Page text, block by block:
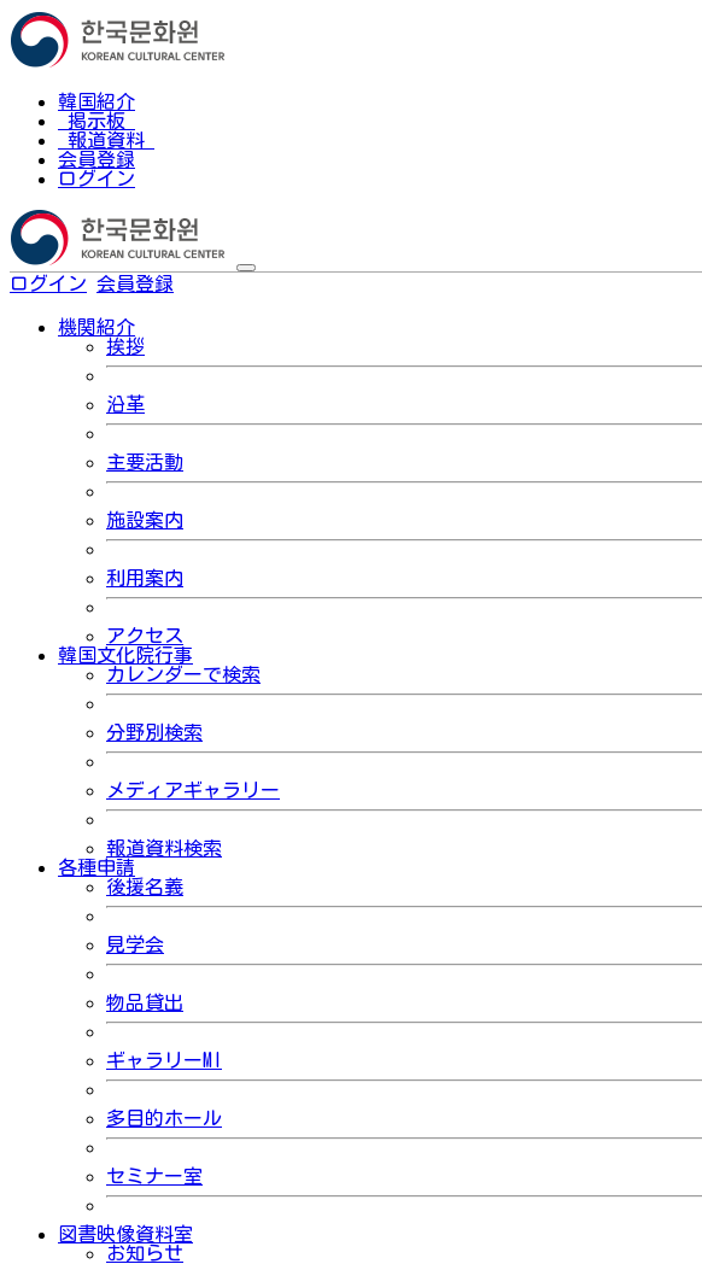
韓国紹介
掲示板
報道資料
会員登録
ログイン
ログイン 会員登録
機関紹介
挨拶
沿革
主要活動
施設案内
利用案内
アクセス
韓国文化院行事
カレンダーで検索
分野別検索
メディアギャラリー
報道資料検索
各種申請
後援名義
見学会
物品貸出
ギャラリーMI
多目的ホール
セミナー室
図書映像資料室
お知らせ